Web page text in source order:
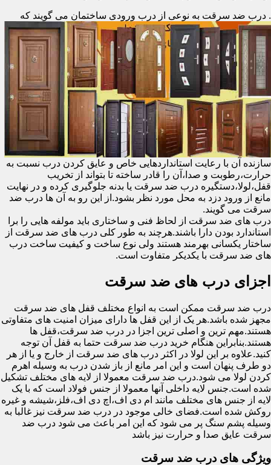
. درب ضد سرقت به نوعی از درب ورودی ساختمان می گویند که
سازنده آن با رعایت استانداردهایی خاص و عایق کردن درب نسبت به
حرارت،رطوبت و صدا،آن را قادر ساخته تا بتواند از تخریب
قفل،لولا،دستگیره درب ضد سرقت یا بدنه جلوگیری کرده و در نهایت
مانع از ورود دزد به محل مورد نظر بشود.از این رو به آن ها درب ضد
سرقت می گویند.
درب های ضد سرقت از لحاظ فنی و ساختاری باید مولفه هایی را برا
استاندارد بودن دارا باشند.هرچند به طور کلی درب های ضد سرقت از
ساختار یکسانی بهرمند هستند ولی نوع ساخت و کیفیت ساخت درب
های ضد سرقت با یکدیکر متفاوت است.
اجزای درب های ضد سرقت
درب ضد سرقت ممکن است به انواع مختلف قفل های ضد سرقت
مجهز شده باشد.هر یک از این قفل ها دارای میزان امنیت های متفاوتی
هستند.مهم ترین و اصلی ترین اجزا در درب ضد سرقت،قفل ها
هستند.بنابراین هنگام خرید درب ضد سرقت حتما به قفل آن توجه
کنید.علاوه بر این لولا در اکثر درب های ضد سرقت از خارج و یا از هر
دو طرف پنهان است و این امر مانع از باز شدن درب به وسیله اهرم
کردن لولا می شود.درب ضد سرقت معمولا از لایه های مختلف تشکیل
شده است.جنس لایه داخلی آنها معمولا از جنس فولاد است که با یک
لایه از جنس های مختلف مانند ام دی اف،اچ دی اف،فلز،شیشه و غیره
روکش شده است.فضای خالی موجود در درب ضد سرقت نیز غالبا به
وسیله پشم سنگ پر می شود که این امر باعث می شود درب ضد
سرقت عایق صدا و حرارت نیز باشد
ویژگی های درب ضد سرقت